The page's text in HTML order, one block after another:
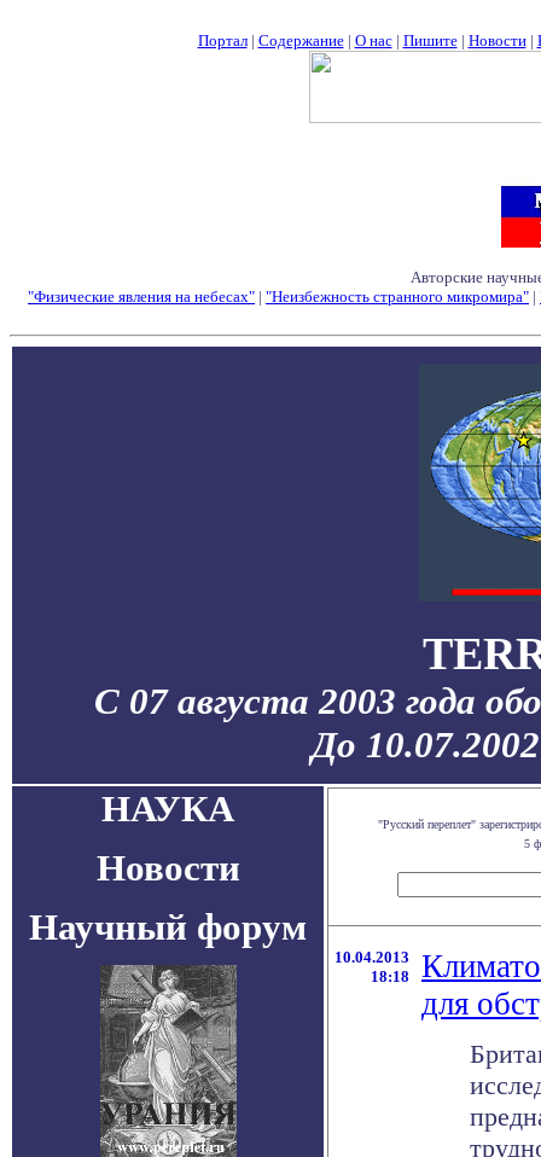
Портал| Содержание| О нас| Пишите| Новости|
Авторские
"Физические явления на небесах" | "Неизбежность странного микромира" |
С 07 августа 2003 года
До
НАУКА
Новости
Научный форум
"Русский переплет"
5
10.04.2013
18:18
для